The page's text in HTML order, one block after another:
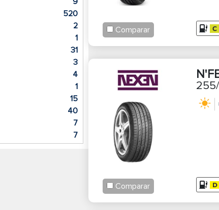
520
2
1
31
3
4
1
15
40
7
7
Comparar
Comparar